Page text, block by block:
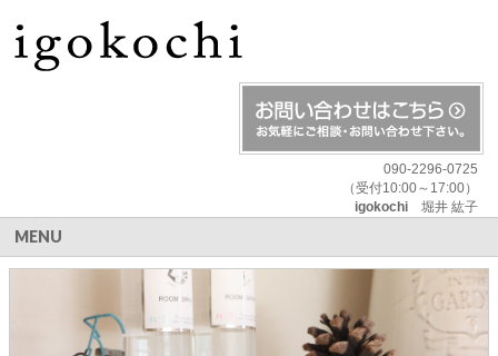
090-2296-0725
（受付10:00～17:00）
igokochi堀井 紘子
MENU